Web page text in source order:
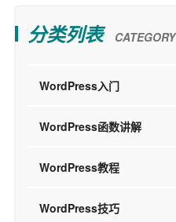
分类列表 CATEGORY
WordPress入门
WordPress函数讲解
WordPress教程
WordPress技巧